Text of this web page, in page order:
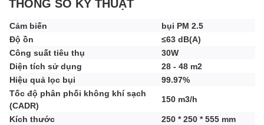
Thiết kế
- Máy lọc không khí Xiaomi Smart Air Purifier 4 thiết kế nhỏ gọn,
có chân đế mang phong cách riêng biệt của Xiaomi tạo cho ngôi
nhà một nét riêng hiện đại, màu trắng trang nhã thích hợp với
THÔNG SỐ KỸ THUẬT
Cảm biến
bụi PM 2.5
Độ ồn
≤63 dB(A)
Công suất tiêu thụ
30W
Diện tích sử dụng
28 - 48 m2
Hiệu quả lọc bụi
99.97%
Tốc độ phân phối không khí sạch
(CADR)
150 m3/h
Kích thước
250 * 250 * 555 mm